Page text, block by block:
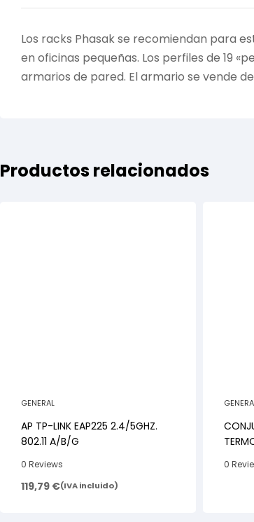
Los racks Phasak se recomiendan para
en oficinas pequeñas. Los perfiles de 19
armarios de pared. El armario se vende
Productos relacionados
GENERAL
AP TP-LINK EAP225 2.4/5GHZ.
802.11 A/B/G
0 Reviews
119,79 €(IVA incluido)
0